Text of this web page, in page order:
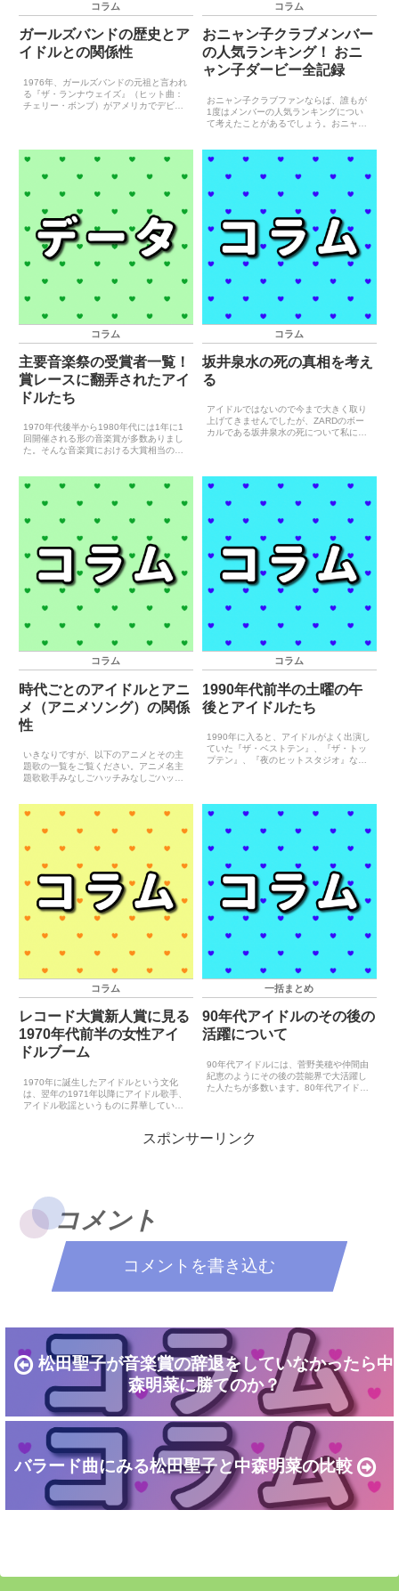
コラム
ガールズバンドの歴史とア
イドルとの関係性
1976年、ガールズバンドの元祖と言われ
る『ザ・ランナウェイズ』（ヒット曲：
チェリー・ボンブ）がアメリカでデビュ
『バングルス』（...
コラム
おニャン子クラブメンバー
の人気ランキング！ おニ
ャン子ダービー全記録
おニャン子クラブファンならば、誰もが
1度はメンバーの人気ランキングについ
て考えたことがあるでしょう。おニャン
位付けをすることは不可能なのですが、
コラム
主要音楽祭の受賞者一覧！
賞レースに翻弄されたアイ
ドルたち
1970年代後半から1980年代には1年に1
回開催される形の音楽賞が多数ありまし
た。そんな音楽賞における大賞相当の賞
ます。対象とする期間は、当サイトで扱
コラム
坂井泉水の死の真相を考え
る
アイドルではないので今まで大きく取り
上げてきませんでしたが、ZARDのボー
カルである坂井泉水の死について私には
し、2007年5月27日...
コラム
時代ごとのアイドルとアニ
メ（アニメソング）の関係
性
いきなりですが、以下のアニメとその主
題歌の一覧をご覧ください。アニメ名主
題歌歌手みなしごハッチみなしごハッチ
え!大杉久美子キャンディ♥キャンディキ
コラム
1990年代前半の土曜の午
後とアイドルたち
1990年に入ると、アイドルがよく出演し
ていた『ザ・ベストテン』、『ザ・トッ
プテン』、『夜のヒットスタジオ』など
ものと思われます。...
コラム
レコード大賞新人賞に見る
1970年代前半の女性アイ
ドルブーム
1970年に誕生したアイドルという文化
は、翌年の1971年以降にアイドル歌手、
アイドル歌謡というものに昇華していき
レコード大賞の新人賞です。若いうちに
一括まとめ
90年代アイドルのその後の
活躍について
90年代アイドルには、菅野美穂や仲間由
紀恵のようにその後の芸能界で大活躍し
た人たちが多数います。80年代アイドル
イドルの何が違うかお...
スポンサーリンク
コメント
コメントを書き込む
松田聖子が音楽賞の辞退をしていなかったら中
森明菜に勝てのか？
バラード曲にみる松田聖子と中森明菜の比較